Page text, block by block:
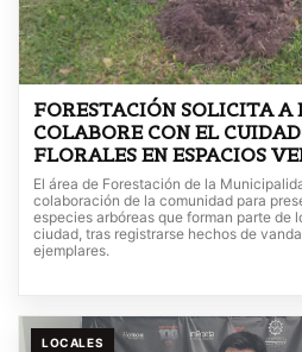
FORESTACIÓN SOLICITA
COLABORE CON EL
FLORALES EN ESPACIOS
El área de Forestación de la
colaboración de la comunidad para
especies arbóreas que forman parte de
ciudad, tras registrarse hechos de
ejemplares.
LOCALES